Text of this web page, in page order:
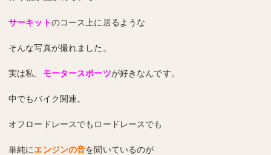
サーキットのコース上に居るような
そんな写真が撮れました。
実は私、 モータースポーツが好きなんです。
中でもバイク関連。
オフロードレースでもロードレースでも
単純にエンジンの音を聞いているのが